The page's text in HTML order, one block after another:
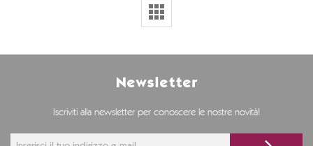
Newsletter
Iscriviti alla newsletter per conoscere le nostre novità!